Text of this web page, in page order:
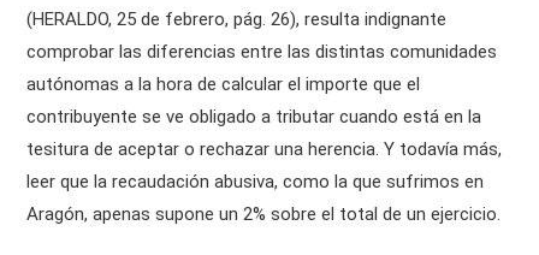
(HERALDO, 25 de febrero, pág. 26), resulta indignante
comprobar las diferencias entre las distintas comunidades
autónomas a la hora de calcular el importe que el
contribuyente se ve obligado a tributar cuando está en la
tesitura de aceptar o rechazar una herencia. Y todavía más,
leer que la recaudación abusiva, como la que sufrimos en
Aragón, apenas supone un 2% sobre el total de un ejercicio.